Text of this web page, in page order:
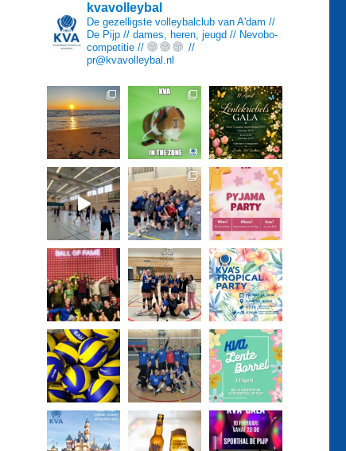
kvavolleybal
De gezelligste volleybalclub van A'dam //
De Pijp // dames, heren, jeugd // Nevobo-
competitie //
//
pr@kvavolleybal.nl